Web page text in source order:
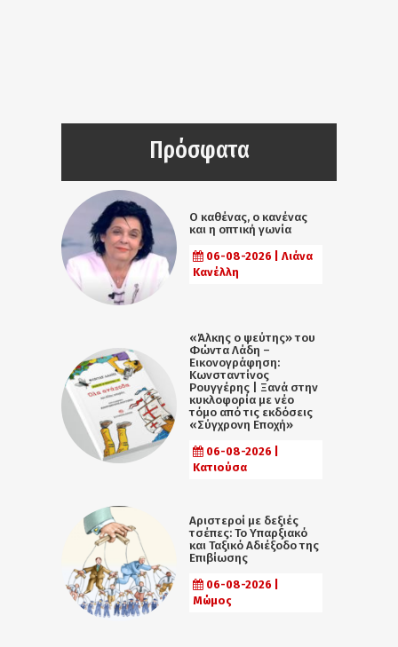
Πρόσφατα
Ο καθένας, ο κανένας
και η οπτική γωνία
06-08-2026 | Λιάνα
Κανέλλη
«Άλκης ο ψεύτης» του
Φώντα Λάδη –
Εικονογράφηση:
Κωνσταντίνος
Ρουγγέρης | Ξανά στην
κυκλοφορία με νέο
τόμο από τις εκδόσεις
«Σύγχρονη Εποχή»
06-08-2026 |
Κατιούσα
Αριστεροί με δεξιές
τσέπες: Το Υπαρξιακό
και Ταξικό Αδιέξοδο της
Επιβίωσης
06-08-2026 |
Μώμος